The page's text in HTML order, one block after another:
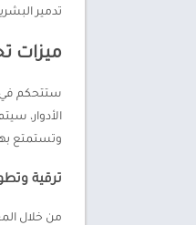
تدمير
ميزات
ستتحكم في
الأدوار،
وتستمتع
ترقية
من خلال